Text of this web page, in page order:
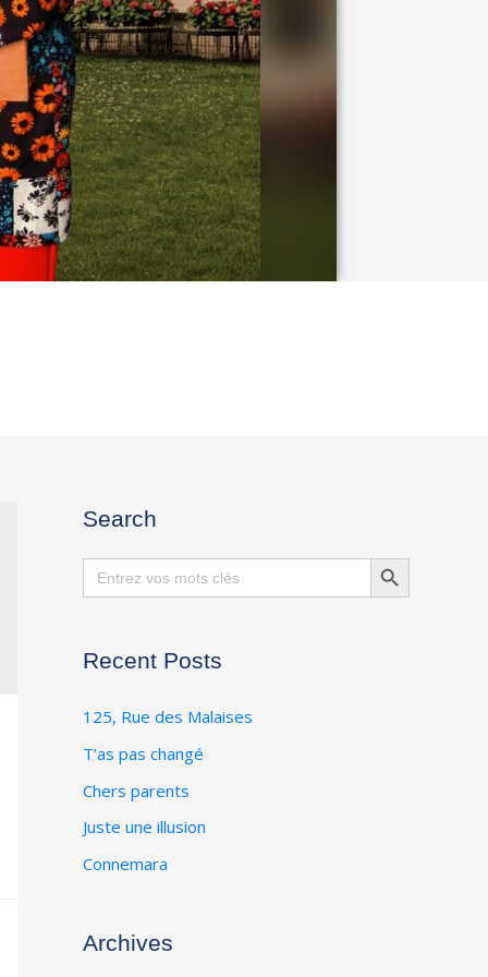
Search
Search
for:
Search Button
Recent Posts
125, Rue des Malaises
T’as pas changé
Chers parents
Juste une illusion
Connemara
Archives